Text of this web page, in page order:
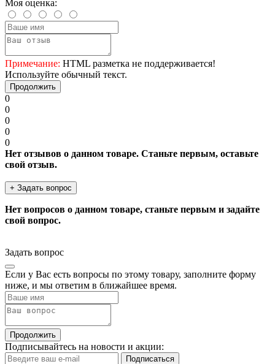
Моя оценка:
Примечание: HTML разметка не поддерживается!
Используйте обычный текст.
Продолжить
0
0
0
0
0
Нет отзывов о данном товаре. Станьте первым, оставьте
свой отзыв.
+ Задать вопрос
Нет вопросов о данном товаре, станьте первым и задайте
свой вопрос.
Задать вопрос
Если у Вас есть вопросы по этому товару, заполните форму
ниже, и мы ответим в ближайшее время.
Продолжить
Подписывайтесь на новости и акции:
Подписаться